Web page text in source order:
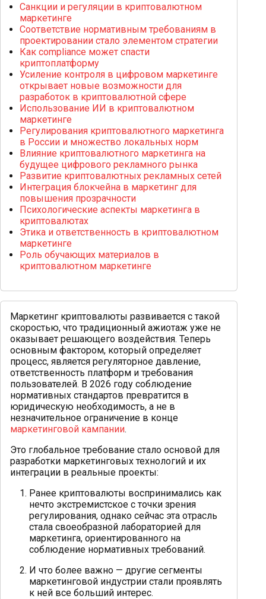
Санкции и регуляции в криптовалютном
маркетинге
Соответствие нормативным требованиям в
проектировании стало элементом стратегии
Как compliance может спасти
криптоплатформу
Усиление контроля в цифровом маркетинге
открывает новые возможности для
разработок в криптовалютной сфере
Использование ИИ в криптовалютном
маркетинге
Регулирования криптовалютного маркетинга
в России и множество локальных норм
Влияние криптовалютного маркетинга на
будущее цифрового рекламного рынка
Развитие криптовалютных рекламных сетей
Интеграция блокчейна в маркетинг для
повышения прозрачности
Психологические аспекты маркетинга в
криптовалютах
Этика и ответственность в криптовалютном
маркетинге
Роль обучающих материалов в
криптовалютном маркетинге
Маркетинг криптовалюты развивается с такой
скоростью, что традиционный ажиотаж уже не
оказывает решающего воздействия. Теперь
основным фактором, который определяет
процесс, является регуляторное давление,
ответственность платформ и требования
пользователей. В 2026 году соблюдение
нормативных стандартов превратится в
юридическую необходимость, а не в
незначительное ограничение в конце
маркетинговой кампании.
Это глобальное требование стало основой для
разработки маркетинговых технологий и их
интеграции в реальные проекты:
Ранее криптовалюты воспринимались как
нечто экстремистское с точки зрения
регулирования, однако сейчас эта отрасль
стала своеобразной лабораторией для
маркетинга, ориентированного на
соблюдение нормативных требований.
И что более важно — другие сегменты
маркетинговой индустрии стали проявлять
к ней все больший интерес.